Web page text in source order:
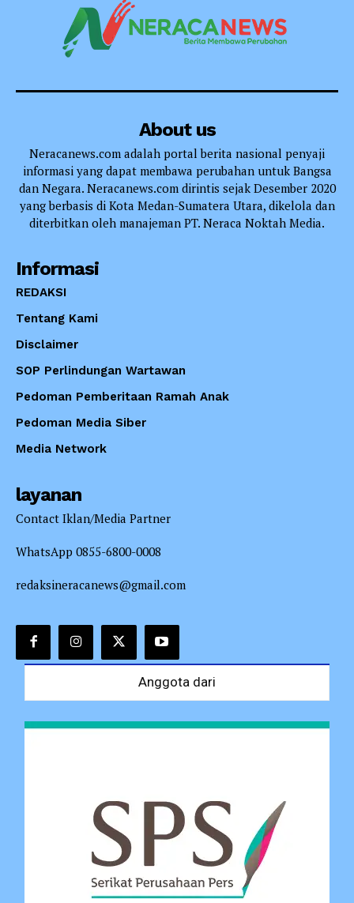
About us
Neracanews.com adalah portal berita nasional penyaji
informasi yang dapat membawa perubahan untuk Bangsa
dan Negara. Neracanews.com dirintis sejak Desember 2020
yang berbasis di Kota Medan-Sumatera Utara, dikelola dan
diterbitkan oleh manajeman PT. Neraca Noktah Media.
Informasi
REDAKSI
Tentang Kami
Disclaimer
SOP Perlindungan Wartawan
Pedoman Pemberitaan Ramah Anak
Pedoman Media Siber
Media Network
layanan
Contact Iklan/Media Partner
WhatsApp 0855-6800-0008
redaksineracanews@gmail.com
Anggota dari